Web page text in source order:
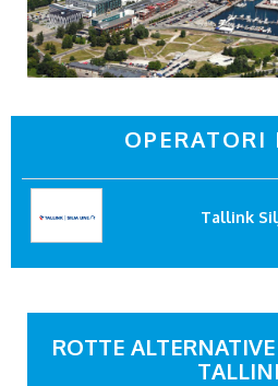
OPERATORI
Tallink
ROTTE